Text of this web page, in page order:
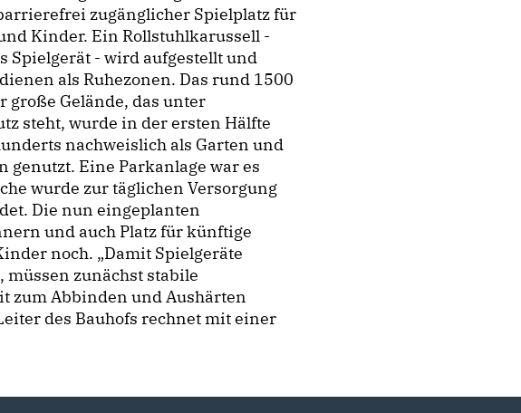
zugänglicher Spielplatz für
Kinder. Ein Rollstuhlkarussell -
Spielgerät - wird aufgestellt und
als Ruhezonen. Das rund 1500
große Gelände, das unter
steht, wurde in der ersten Hälfte
nachweislich als Garten und
genutzt. Eine Parkanlage war es
wurde zur täglichen Versorgung
Die nun eingeplanten
und auch Platz für künftige
noch. „Damit Spielgeräte
zunächst stabile
zum Abbinden und Aushärten
des Bauhofs rechnet mit einer